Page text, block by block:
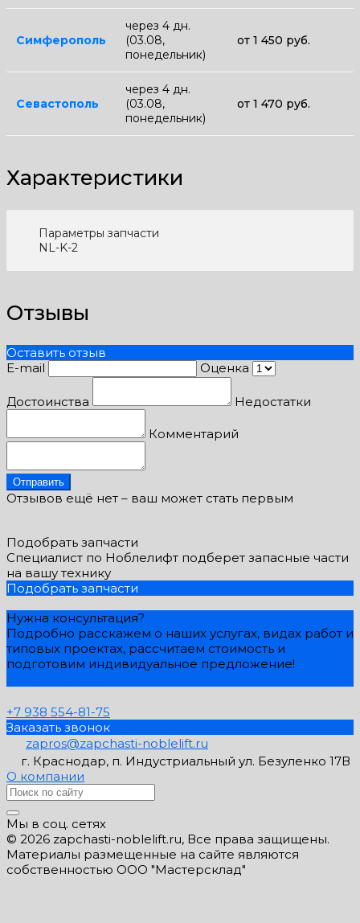
Симферополь
через 4 дн.
(03.08,
понедельник)
от 1 450 руб.
Севастополь
через 4 дн.
(03.08,
понедельник)
от 1 470 руб.
Характеристики
Параметры запчасти
NL-K-2
Отзывы
Оставить отзыв
E-mail
Оценка
Достоинства Недостатки
Комментарий
Отправить
Отзывов ещё нет – ваш может стать первым
Подобрать запчасти
Специалист по Ноблелифт подберет запасные части
на вашу технику
Подобрать запчасти
Нужна консультация?
Подробно расскажем о наших услугах, видах работ и
типовых проектах, рассчитаем стоимость и
подготовим индивидуальное предложение!
+7 938 554-81-75
Заказать звонок
zapros@zapchasti-noblelift.ru
г. Краснодар, п. Индустриальный ул. Безуленко 17В
О компании
Мы в соц. сетях
© 2026 zapchasti-noblelift.ru, Все права защищены.
Материалы размещенные на сайте являются
собственностью ООО "Мастерсклад"